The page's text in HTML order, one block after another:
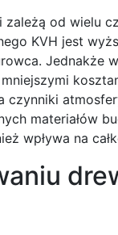
od wielu
KVH jest
Jednakże
materiałów
wpływa na